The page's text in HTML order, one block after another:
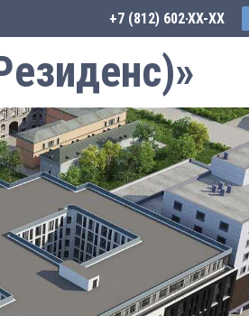
+7 (812) 602-44-77